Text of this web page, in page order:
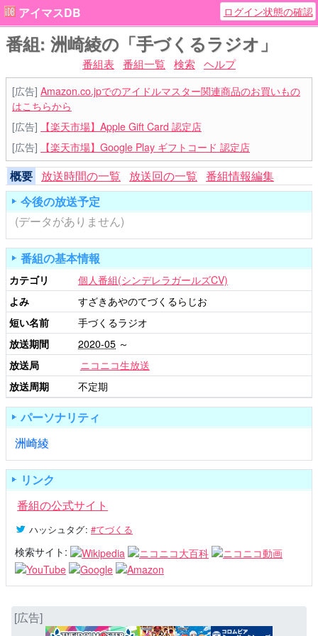
アイマスDB ログイン状態の確認
番組: 洲崎綾の「手づくるラジオ」
番組表 番組一覧 検索 ヘルプ
[広告] Amazon.co.jpでのアイドルマスター関連商品のお買いもの
はこちらから
[広告]
【楽天市場】Apple Gift Card 認定店
[広告]
【楽天市場】Google Play ギフトコード 認定店
概要 放送時間の一覧 放送回の一覧 番組情報編集
今後の放送予定
(データがありません)
番組の基本情報
カテゴリ
個人番組(シンデレラガールズCV)
よみ
すざきあやのてづくるらじお
短い名前
手づくるラジオ
放送期間
2020-05 ～
放送局
ニコニコ生放送
放送周期
不定期
パーソナリティ
洲崎綾
リンク
番組の公式サイト
ハッシュタグ: #てづくる
検索サイト:
[広告]